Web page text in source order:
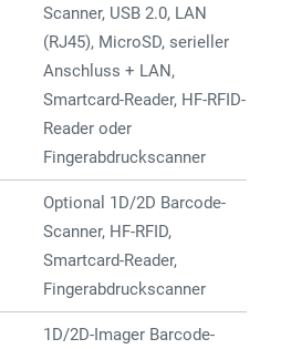
Scanner, USB 2.0, LAN
(RJ45), MicroSD, serieller
Anschluss + LAN,
Smartcard-Reader, HF-RFID-
Reader oder
Fingerabdruckscanner
Optional 1D/2D Barcode-
Scanner, HF-RFID,
Smartcard-Reader,
Fingerabdruckscanner
1D/2D-Imager Barcode-